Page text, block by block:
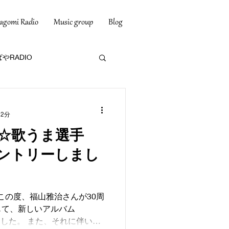
Radio Music group Blog
やRADIO
歌うま選手
トリーしまし
の度、福山雅治さんが30周
、新しいアルバム
た。 また、それに伴いま
分